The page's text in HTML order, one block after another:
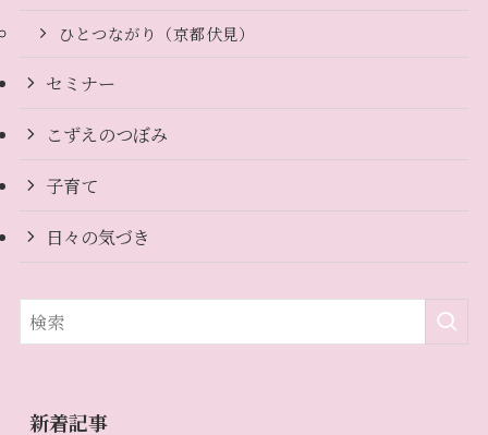
ひとつながり（京都伏見）
セミナー
こずえのつぼみ
子育て
日々の気づき
新着記事